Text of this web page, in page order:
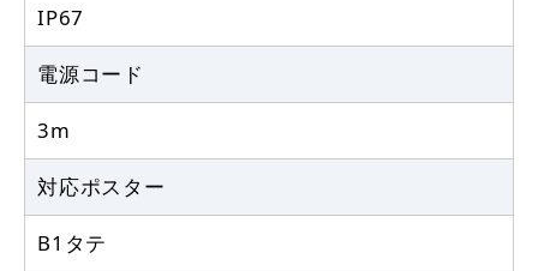
IP67
電源コード
3m
対応ポスター
B1タテ